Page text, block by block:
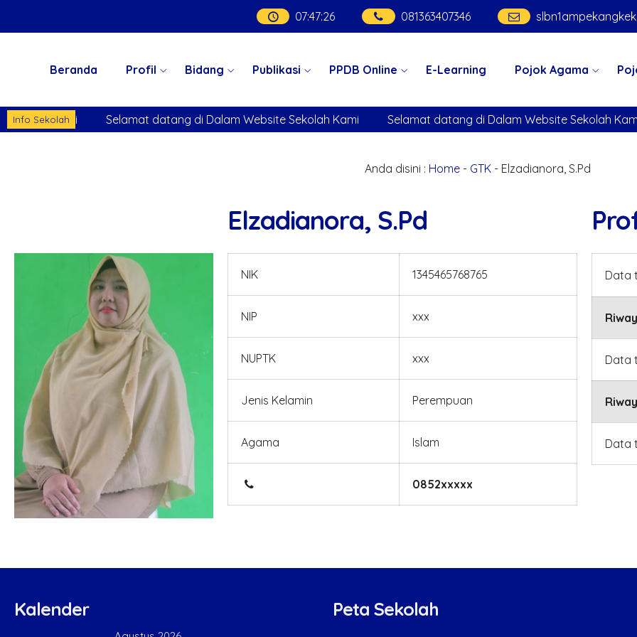
07:47:26 081363407346
Beranda Profil Bidang Publikasi PPDB Online E-Learning Pojok Agama
Info Sekolah
Kami Selamat datang di Dalam Website Sekolah Kami Selamat datang di Dalam Website Sekolah Kami
Anda disini : Home - GTK - Elzadianora, S.Pd
Elzadianora, S.Pd
NIK 1345465768765
NIP xxx
NUPTK xxx
Jenis Kelamin Perempuan
Agama Islam
0852xxxxx
Data
Data
Data
Kalender Peta Sekolah